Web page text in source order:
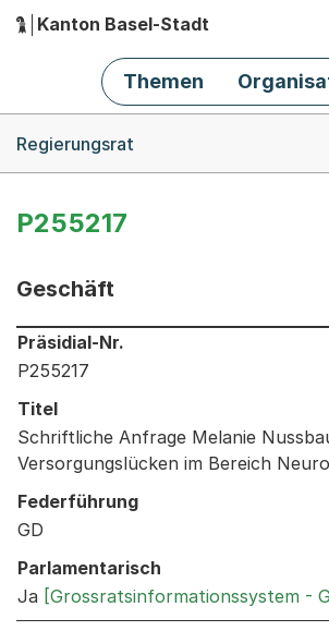
Hauptnavigation
Kanton Basel-Stadt
Themen
Regierungsrat
P255217
Geschäft
Informationen zum Ausgewählten
Präsidial-Nr.
P255217
Titel
Schriftliche Anfrage Melanie
Versorgungslücken im Bereich
Federführung
GD
Parlamentarisch
Ja [Grossratsinformationssystem -